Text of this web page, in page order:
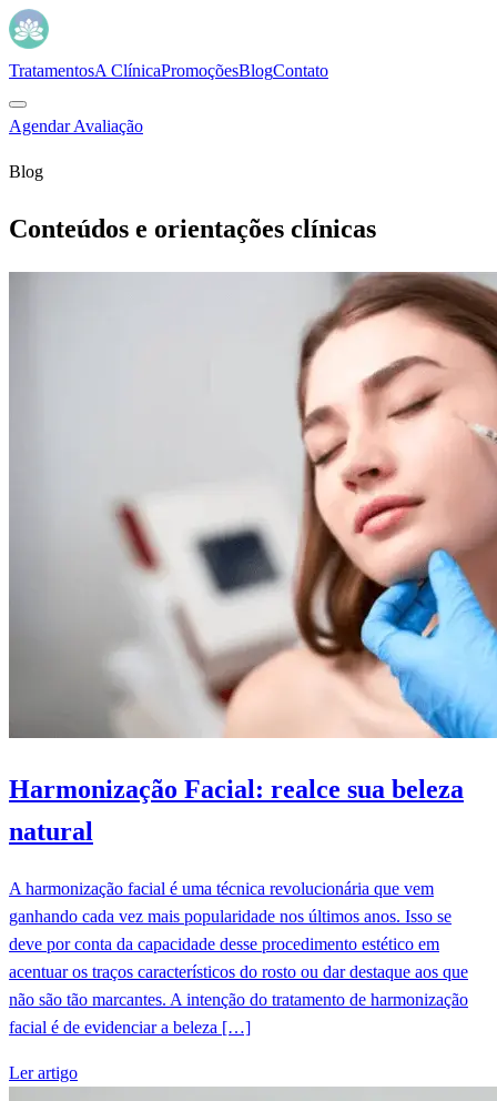
TratamentosA ClínicaPromoçõesBlogContato
Agendar Avaliação
Blog
Conteúdos e orientações clínicas
Harmonização Facial: realce sua beleza
natural
A harmonização facial é uma técnica revolucionária que vem
ganhando cada vez mais popularidade nos últimos anos. Isso se
deve por conta da capacidade desse procedimento estético em
acentuar os traços característicos do rosto ou dar destaque aos que
não são tão marcantes. A intenção do tratamento de harmonização
facial é de evidenciar a beleza […]
Ler artigo